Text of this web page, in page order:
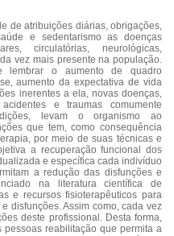
de atribuições diárias, obrigações,
e sedentarismo as doenças
circulatórias, neurológicas,
vez mais presente na população.
lembrar o aumento de quadro
aumento da expectativa de vida
inerentes a ela, novas doenças,
e traumas comumente
levam o organismo ao
que tem, como consequência
por meio de suas técnicas e
a recuperação funcional dos
e específica cada indivíduo
a redução das disfunções e
na literatura científica de
e recursos fisioterapêuticos para
disfunções. Assim como, cada vez
deste profissional. Desta forma,
reabilitação que permita a